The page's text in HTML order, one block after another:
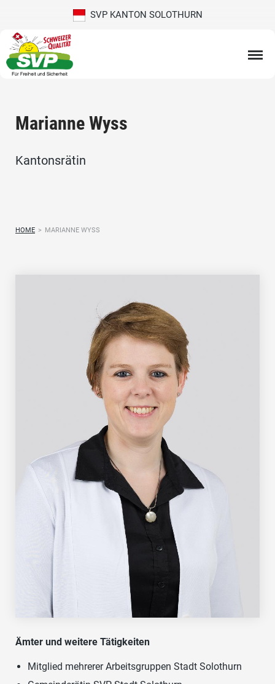
SVP KANTON SOLOTHURN
Marianne Wyss
Kantonsrätin
HOME > MARIANNE WYSS
Ämter und weitere Tätigkeiten
Mitglied mehrerer Arbeitsgruppen Stadt Solothurn